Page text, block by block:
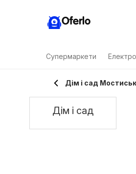
Oferlo
Супермаркети
Дім і сад
Дім і сад